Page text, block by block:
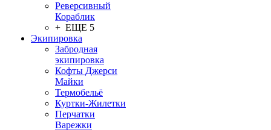
Реверсивный
Кораблик
+ ЕЩЕ 5
Экипировка
Забродная
экипировка
Кофты Джерси
Майки
Термобельё
Куртки-Жилетки
Перчатки
Варежки